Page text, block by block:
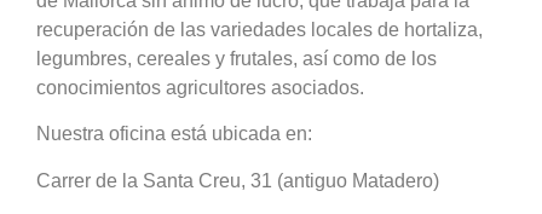
recuperación de las variedades locales de hortaliza,
legumbres, cereales y frutales, así como de los
conocimientos agricultores asociados.
Nuestra oficina está ubicada en:
Carrer de la Santa Creu, 31 (antiguo Matadero)